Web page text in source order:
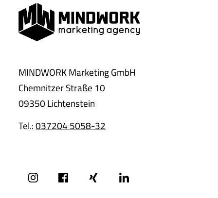
MINDWORK Marketing GmbH
Chemnitzer Straße 10
09350 Lichtenstein
Tel.:037204 5058-32